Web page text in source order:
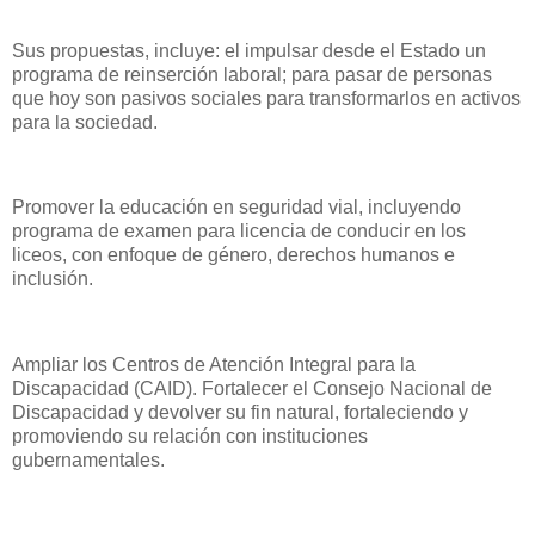
Sus propuestas, incluye: el impulsar desde el Estado un
programa de reinserción laboral; para pasar de personas
que hoy son pasivos sociales para transformarlos en activos
para la sociedad.
Promover la educación en seguridad vial, incluyendo
programa de examen para licencia de conducir en los
liceos, con enfoque de género, derechos humanos e
inclusión.
Ampliar los Centros de Atención Integral para la
Discapacidad (CAID). Fortalecer el Consejo Nacional de
Discapacidad y devolver su fin natural, fortaleciendo y
promoviendo su relación con instituciones
gubernamentales.